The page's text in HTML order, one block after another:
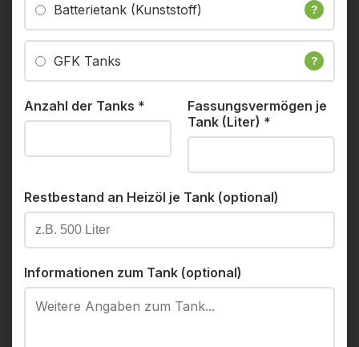
Batterietank (Kunststoff) ?
GFK Tanks ?
Anzahl der Tanks *
Fassungsvermögen je
Tank (Liter) *
Restbestand an Heizöl je Tank (optional)
Informationen zum Tank (optional)